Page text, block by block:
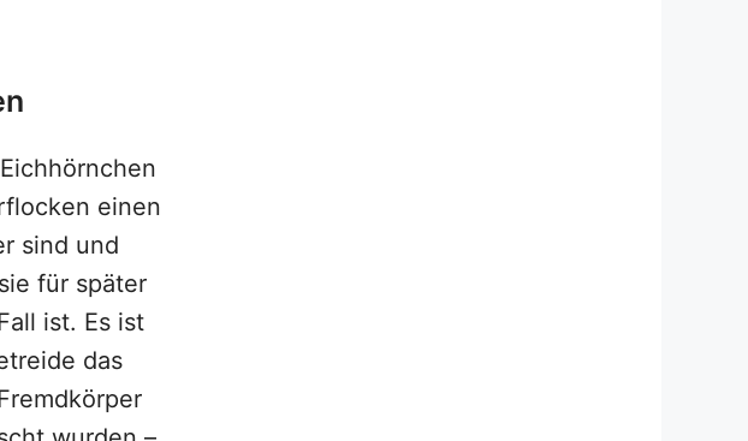
einen
sind und
für später
ist. Es ist
das